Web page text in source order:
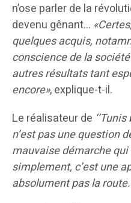
n’ose parler de la
devenu gênant…
quelques acquis,
conscience de la
autres résultats tant
encore», explique-t-il.
Le réalisateur de
n’est pas une question
mauvaise démarche
simplement, c’est une
absolument pas la